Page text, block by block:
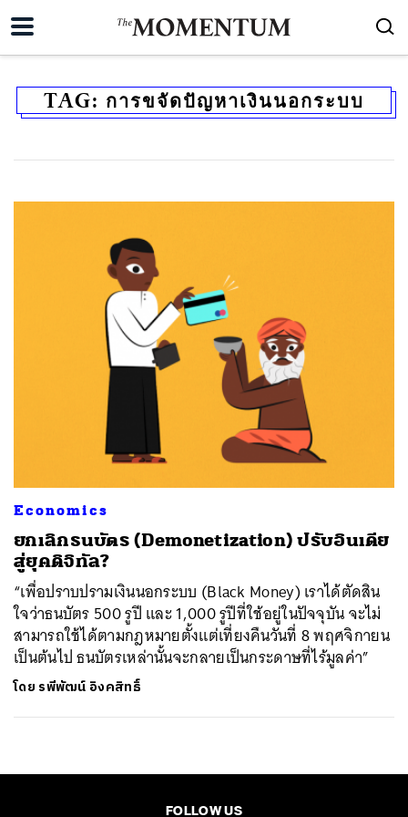
TAG: การขจัดปัญหาเงินนอกระบบ
Economics
ยกเลิกธนบัตร (Demonetization) ปรับอินเดีย
สู่ยุคดิจิทัล?
“เพื่อปราบปรามเงินนอกระบบ (Black Money) เราได้ตัดสิน
ใจว่าธนบัตร 500 รูปี และ 1,000 รูปีที่ใช้อยู่ในปัจจุบัน จะไม่
สามารถใช้ได้ตามกฎหมายตั้งแต่เที่ยงคืนวันที่ 8 พฤศจิกายน
เป็นต้นไป ธนบัตรเหล่านั้นจะกลายเป็นกระดาษที่ไร้มูลค่า”
โดย รพีพัฒน์ อิงคสิทธิ์
FOLLOW US